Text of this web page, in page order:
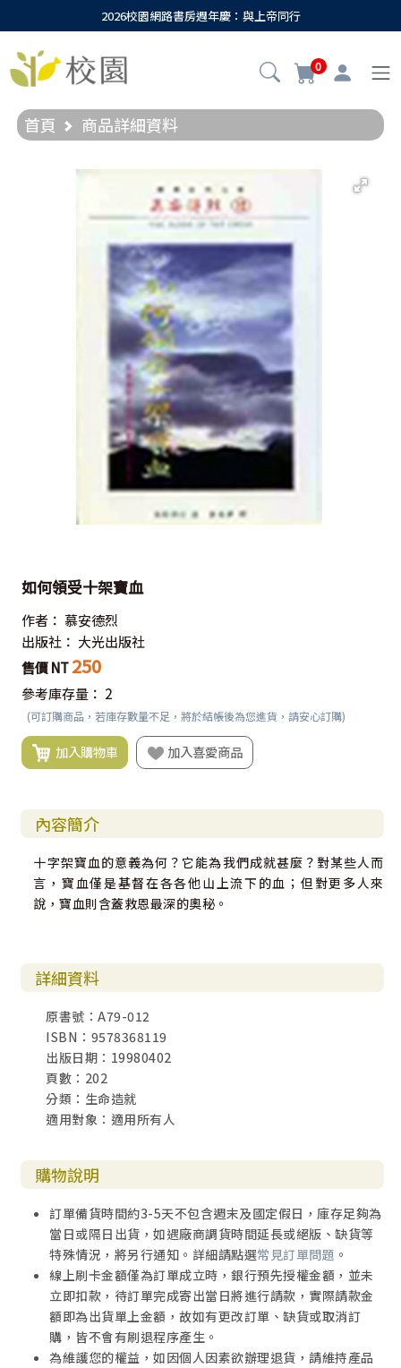
2026校園網路書房週年慶：與上帝同行
0
首頁 商品詳細資料
如何領受十架寶血
作者： 慕安德烈
出版社： 大光出版社
售價 NT 250
參考庫存量： 2
(可訂購商品，若庫存數量不足，將於結帳後為您進貨，請安心訂購)
加入購物車 加入喜愛商品
內容簡介
十字架寶血的意義為何？它能為我們成就甚麼？對某些人而
言，寶血僅是基督在各各他山上流下的血；但對更多人來
說，寶血則含蓋救恩最深的奧秘。
詳細資料
原書號：A79-012
ISBN：9578368119
出版日期：19980402
頁數：202
分類：生命造就
適用對象：適用所有人
購物說明
訂單備貨時間約3-5天不包含週末及國定假日，庫存足夠為
當日或隔日出貨，如遇廠商調貨時間延長或絕版、缺貨等
特殊情況，將另行通知。詳細請點選常見訂單問題 。
線上刷卡金額僅為訂單成立時，銀行預先授權金額，並未
立即扣款，待訂單完成寄出當日將進行請款，實際請款金
額即為出貨單上金額，故如有更改訂單、缺貨或取消訂
購，皆不會有刷退程序產生。
為維護您的權益，如因個人因素欲辦理退貨，請維持產品